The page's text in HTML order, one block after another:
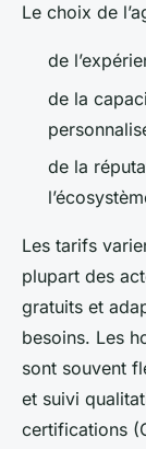
Le choix de
de
de la
de la
Les tarifs
plupart des
gratuits et
besoins. Les
sont souvent
et suivi
certifications